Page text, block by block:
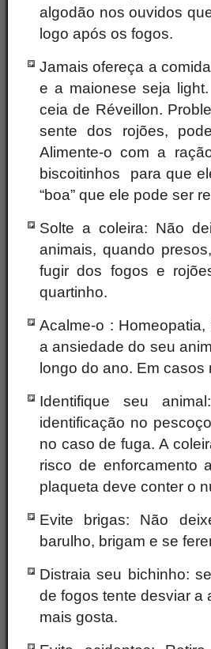
algodão nos ouvidos
logo após os fogos.
Jamais ofereça a
e a maionese seja
ceia de Réveillon.
sente dos rojões,
Alimente-o com a
biscoitinhos para que
“boa” que ele pode ser
Solte a coleira: Não
animais, quando
fugir dos fogos e
quartinho.
Acalme-o :
a ansiedade do seu
longo do ano. Em
Identifique seu
identificação no
no caso de fuga. A
risco de enforcamento
plaqueta deve conter o
Evite brigas: Não
barulho, brigam e se
Distraia seu bichinho:
de fogos tente desviar a
mais gosta.